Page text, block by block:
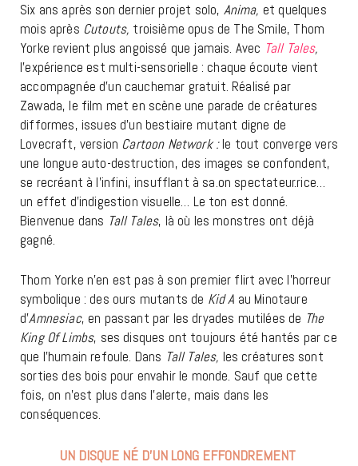
Six ans après son dernier projet solo, Anima, et quelques
mois après Cutouts, troisième opus de The Smile, Thom
Yorke revient plus angoissé que jamais. Avec Tall Tales,
l’expérience est multi-sensorielle : chaque écoute vient
accompagnée d’un cauchemar gratuit. Réalisé par
Zawada, le film met en scène une parade de créatures
difformes, issues d’un bestiaire mutant digne de
Lovecraft, version Cartoon Network :le tout converge vers
une longue auto-destruction, des images se confondent,
se recréant à l’infini, insufflant à sa.on spectateur.rice…
un effet d’indigestion visuelle… Le ton est donné.
Bienvenue dans Tall Tales, là où les monstres ont déjà
gagné.
Thom Yorke n’en est pas à son premier flirt avec l’horreur
symbolique : des ours mutants de Kid A au Minotaure
d’Amnesiac, en passant par les dryades mutilées de The
King Of Limbs, ses disques ont toujours été hantés par ce
que l’humain refoule. Dans Tall Tales, les créatures sont
sorties des bois pour envahir le monde. Sauf que cette
fois, on n’est plus dans l’alerte, mais dans les
conséquences.
UN DISQUE NÉ D’UN LONG EFFONDREMENT